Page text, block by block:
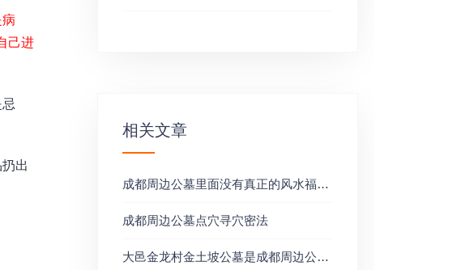
己进
出
相关文章
成都周边公墓里面没有真正的风水福地！
成都周边公墓点穴寻穴密法
大邑金龙村金土坡公墓是成都周边公墓中为数不多的纯自